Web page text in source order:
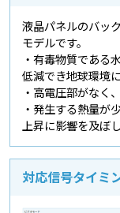
液晶パネルのバッ
モデルです。
・有毒物質である
低減でき地球環境
・高電圧部がなく
・発生する熱量が
上昇に影響を及ぼ
対応信号タイミ